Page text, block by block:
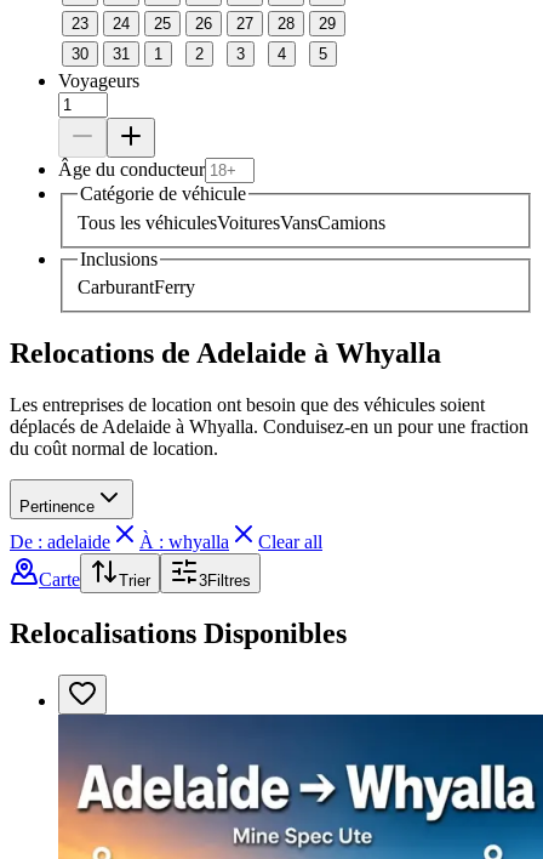
23
24 25 26 27 28
29
30
31 1 2 3 4 5
Voyageurs
Âge du conducteur
Catégorie de véhicule
Tous les véhiculesVoituresVansCamions
Inclusions
CarburantFerry
Relocations de Adelaide à Whyalla
Les entreprises de location ont besoin que des véhicules soient
déplacés de Adelaide à Whyalla. Conduisez-en un pour une fraction
du coût normal de location.
Pertinence
De : adelaide À : whyalla
Clear all
Carte
Trier 3Filtres
Relocalisations Disponibles